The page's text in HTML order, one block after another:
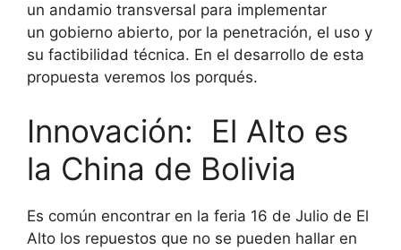
un andamio transversal para implementar
un gobierno abierto, por la penetración, el uso y
su factibilidad técnica. En el desarrollo de esta
propuesta veremos los porqués.
Innovación: El Alto es
la China de Bolivia
Es común encontrar en la feria 16 de Julio de El
Alto los repuestos que no se pueden hallar en